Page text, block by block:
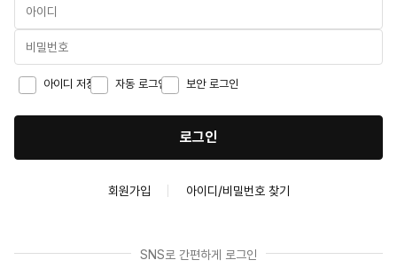
아이디 저장 자동 로그인 보안 로그인
로그인
회원가입 아이디/비밀번호 찾기
SNS로 간편하게 로그인